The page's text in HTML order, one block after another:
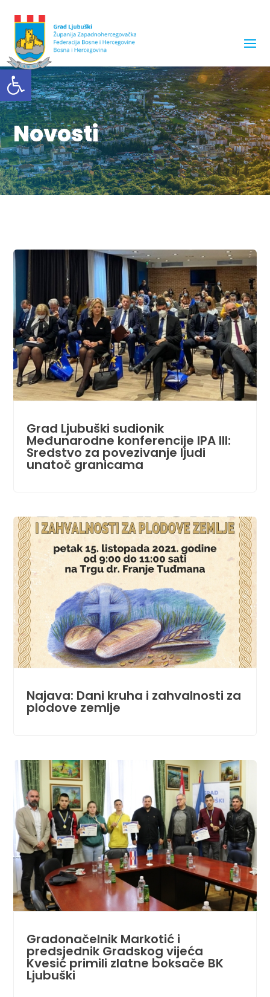
Novosti
Grad Ljubuški sudionik
Međunarodne konferencije IPA III:
Sredstvo za povezivanje ljudi
unatoč granicama
Najava: Dani kruha i zahvalnosti za
plodove zemlje
Gradonačelnik Markotić i
predsjednik Gradskog vijeća
Kvesić primili zlatne boksače BK
Ljubuški
Open toolbar